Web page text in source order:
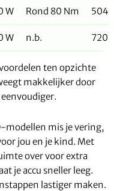
W Rond 80 Nm 504
W n.b. 720
ten opzichte
makkelijker door
modellen mis je vering,
jou en je kind. Met
over voor extra
je accu sneller leeg.
lastiger maken.